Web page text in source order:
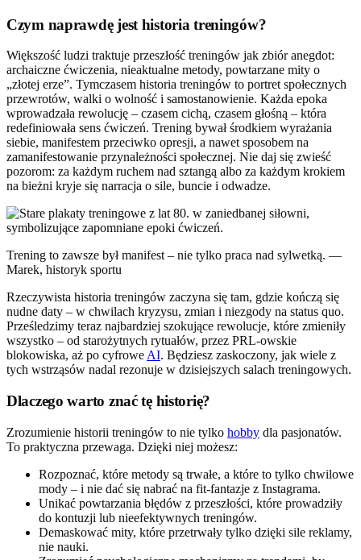
Czym naprawdę jest historia treningów?
Większość ludzi traktuje przeszłość treningów jak zbiór anegdot:
archaiczne ćwiczenia, nieaktualne metody, powtarzane mity o
„złotej erze”. Tymczasem historia treningów to portret społecznych
przewrotów, walki o wolność i samostanowienie. Każda epoka
wprowadzała rewolucję – czasem cichą, czasem głośną – która
redefiniowała sens ćwiczeń. Trening bywał środkiem wyrażania
siebie, manifestem przeciwko opresji, a nawet sposobem na
zamanifestowanie przynależności społecznej. Nie daj się zwieść
pozorom: za każdym ruchem nad sztangą albo za każdym krokiem
na bieżni kryje się narracja o sile, buncie i odwadze.
Trening to zawsze był manifest – nie tylko praca nad sylwetką. —
Marek, historyk sportu
Rzeczywista historia treningów zaczyna się tam, gdzie kończą się
nudne daty – w chwilach kryzysu, zmian i niezgody na status quo.
Prześledzimy teraz najbardziej szokujące rewolucje, które zmieniły
wszystko – od starożytnych rytuałów, przez PRL-owskie
blokowiska, aż po cyfrowe AI. Będziesz zaskoczony, jak wiele z
tych wstrząsów nadal rezonuje w dzisiejszych salach treningowych.
Dlaczego warto znać tę historię?
Zrozumienie historii treningów to nie tylko hobby dla pasjonatów.
To praktyczna przewaga. Dzięki niej możesz:
Rozpoznać, które metody są trwałe, a które to tylko chwilowe
mody – i nie dać się nabrać na fit-fantazje z Instagrama.
Unikać powtarzania błędów z przeszłości, które prowadziły
do kontuzji lub nieefektywnych treningów.
Demaskować mity, które przetrwały tylko dzięki sile reklamy,
nie nauki.